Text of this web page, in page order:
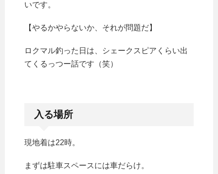
いです。
【やるかやらないか、それが問題だ】
ロクマル釣った日は、シェークスピアくらい出
てくるっつー話です（笑）
入る場所
現地着は22時。
まずは駐車スペースには車だらけ。